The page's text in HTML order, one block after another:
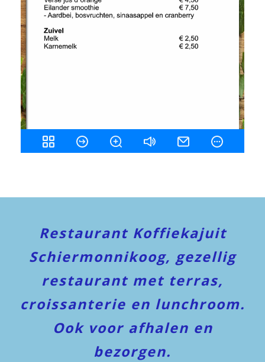
Restaurant Koffiekajuit
Schiermonnikoog, gezellig
restaurant met terras,
croissanterie en lunchroom.
Ook voor afhalen en
bezorgen.